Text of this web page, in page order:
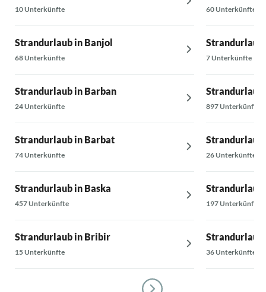
10 Unterkünfte
Strandurlaub in Banjol
68 Unterkünfte
Strandurlaub in Barban
24 Unterkünfte
Strandurlaub in Barbat
74 Unterkünfte
Strandurlaub in Baska
457 Unterkünfte
Strandurlaub in Bribir
15 Unterkünfte
60 Unterkünfte
Strandurlaub
7 Unterkünfte
897 Unterkünfte
26 Unterkünfte
197 Unterkünfte
Strandurlaub
36 Unterkünfte